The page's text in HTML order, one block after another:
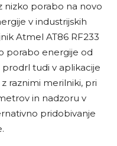
nizko porabo na novo
v industrijskih
Atmel AT86 RF233
porabo energije od
prodrl tudi v aplikacije
raznimi merilniki, pri
in nadzoru v
pridobivanje